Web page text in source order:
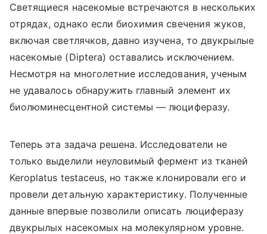
Светящиеся насекомые встречаются в нескольких
отрядах, однако если биохимия свечения жуков,
включая светлячков, давно изучена, то двукрылые
насекомые (Diptera) оставались исключением.
Несмотря на многолетние исследования, ученым
не удавалось обнаружить главный элемент их
биолюминесцентной системы — люциферазу.
Теперь эта задача решена. Исследователи не
только выделили неуловимый фермент из тканей
Keroplatus testaceus, но также клонировали его и
провели детальную характеристику. Полученные
данные впервые позволили описать люциферазу
двукрылых насекомых на молекулярном уровне.